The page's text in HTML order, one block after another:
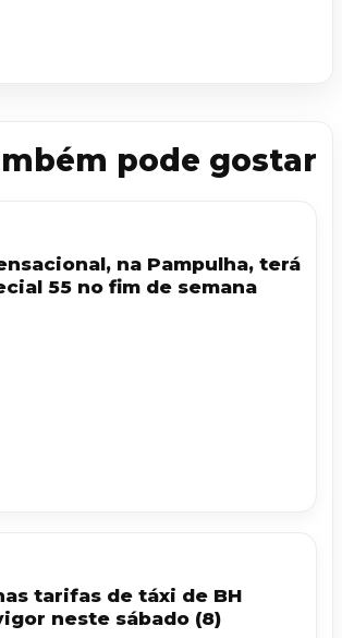
pode gostar
na Pampulha, terá
55 no fim de semana
tarifas de táxi de BH
neste sábado (8)